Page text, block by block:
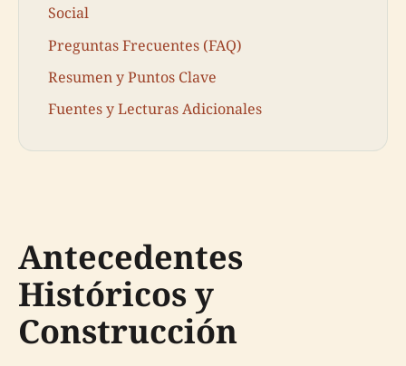
Social
Preguntas Frecuentes (FAQ)
Resumen y Puntos Clave
Fuentes y Lecturas Adicionales
Antecedentes
Históricos y
Construcción